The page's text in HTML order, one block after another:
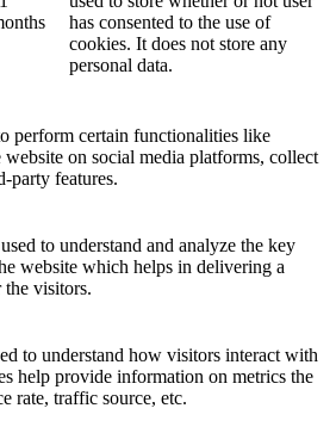
has consented to the use of
cookies. It does not store any
personal data.
perform certain functionalities like
on social media platforms, collect
party features.
to understand and analyze the key
website which helps in delivering a
the visitors.
to understand how visitors interact with
help provide information on metrics the
rate, traffic source, etc.